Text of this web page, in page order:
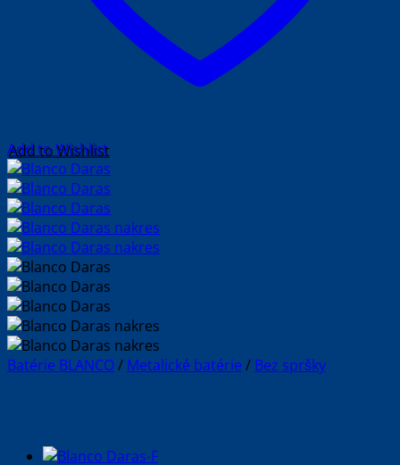
Add to Wishlist
Batérie BLANCO/ Metalické batérie / Bez spršky